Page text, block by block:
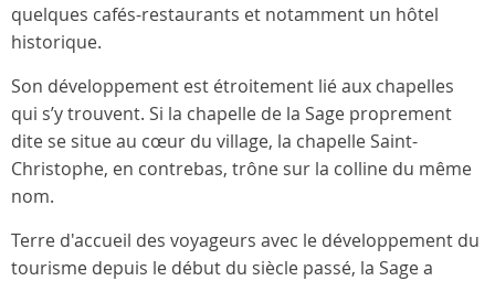
quelques cafés-restaurants et notamment un hôtel
historique.
Son développement est étroitement lié aux chapelles
qui s’y trouvent. Si la chapelle de la Sage proprement
dite se situe au cœur du village, la chapelle Saint-
Christophe, en contrebas, trône sur la colline du même
nom.
Terre d'accueil des voyageurs avec le développement du
tourisme depuis le début du siècle passé, la Sage a